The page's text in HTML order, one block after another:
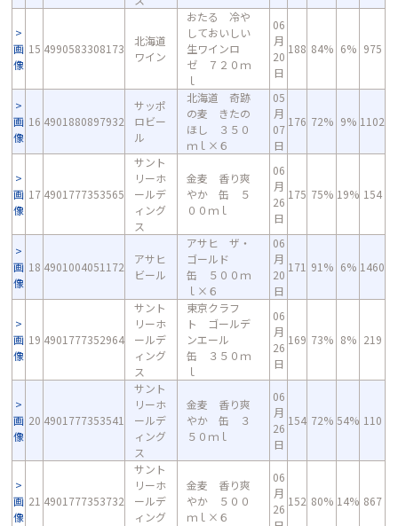
画
像
15 4990583308173
北海道
ワイン
おたる 冷や
しておいしい
生ワインロ
ゼ ７２０ｍ
ｌ
06
月
20
日
188 84% 6% 975
画
像
16 4901880897932
サッポ
ロビー
ル
北海道 奇跡
の麦 きたの
ほし ３５０
ｍｌ×６
05
月
07
日
176 72% 9% 1102
画
像
17 4901777353565
サント
リーホ
ールデ
ィング
ス
金麦 香り爽
やか 缶 ５
００ｍｌ
06
月
26
日
175 75% 19% 154
画
像
18 4901004051172
アサヒ
ビール
アサヒ ザ・
ゴールド
缶 ５００ｍ
ｌ×６
06
月
20
日
171 91% 6% 1460
画
像
19 4901777352964
サント
リーホ
ールデ
ィング
ス
東京クラフ
ト ゴールデ
ンエール
缶 ３５０ｍ
ｌ
06
月
26
日
169 73% 8% 219
画
像
20 4901777353541
サント
リーホ
ールデ
ィング
ス
金麦 香り爽
やか 缶 ３
５０ｍｌ
06
月
26
日
154 72% 54% 110
画
像
21 4901777353732
サント
リーホ
ールデ
ィング
金麦 香り爽
やか ５００
ｍｌ×６
06
月
26
152 80% 14% 867